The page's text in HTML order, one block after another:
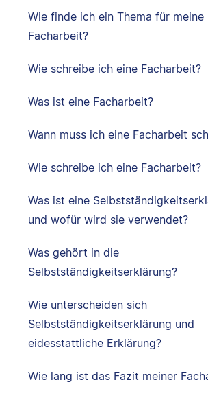
Wie finde ich ein Thema für meine
Facharbeit?
Wie schreibe ich eine Facharbeit?
Was ist eine Facharbeit?
Wann muss ich eine Facharbeit
Wie schreibe ich eine Facharbeit?
Was ist eine
und wofür wird sie verwendet?
Was gehört in die
Selbstständigkeitserklärung?
Wie unterscheiden sich
Selbstständigkeitserklärung und
eidesstattliche Erklärung?
Wie lang ist das Fazit meiner